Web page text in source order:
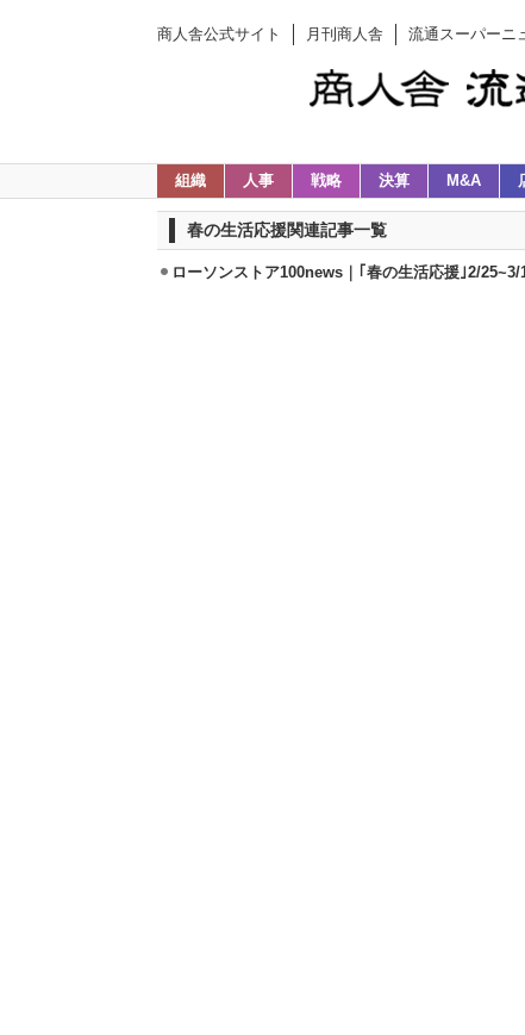
商人舎公式サイト 月刊商人舎 流通スーパーニ
組織 人事 戦略 決算 M&A
春の生活応援関連記事一覧
ローソンストア100news｜｢春の生活応援｣2/25~3/